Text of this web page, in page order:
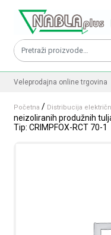
Pretraži:
Veleprodajna online trgovina
Početna / Distribucija
neizoliranih produžnih
Tip: CRIMPFOX-RCT 70-1